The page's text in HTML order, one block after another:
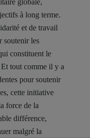
à long terme.
et de travail
soutenir les
constituent le
tout comme il y a
pour soutenir
cette initiative
force de la
différence,
malgré la